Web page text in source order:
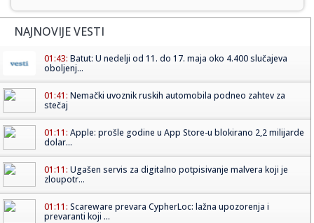
NAJNOVIJE VESTI
01:43: Batut: U nedelji od 11. do 17. maja oko 4.400 slučajeva
oboljenj...
01:41: Nemački uvoznik ruskih automobila podneo zahtev za
stečaj
01:11: Apple: prošle godine u App Store-u blokirano 2,2 milijarde
dolar...
01:11: Ugašen servis za digitalno potpisivanje malvera koji je
zloupotr...
01:11: Scareware prevara CypherLoc: lažna upozorenja i
prevaranti koji ...